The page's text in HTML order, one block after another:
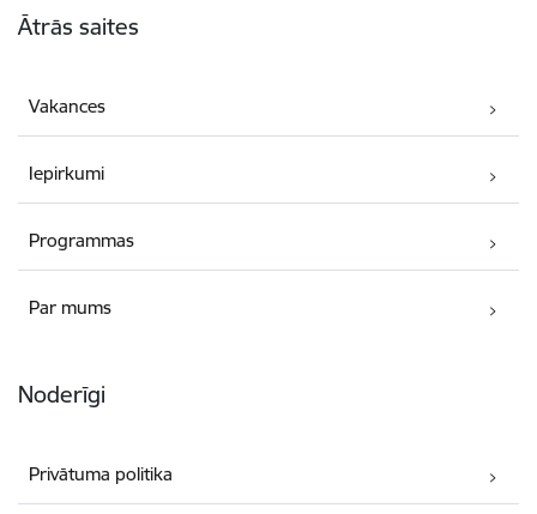
Ātrās saites
Vakances
Iepirkumi
Programmas
Par mums
Noderīgi
Privātuma politika